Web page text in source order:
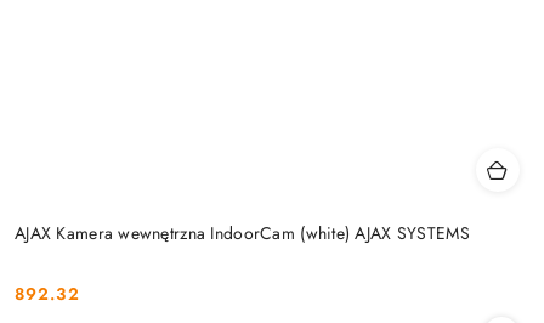
AJAX Kamera wewnętrzna IndoorCam (white) AJAX SYSTEMS
Cena:
892.32